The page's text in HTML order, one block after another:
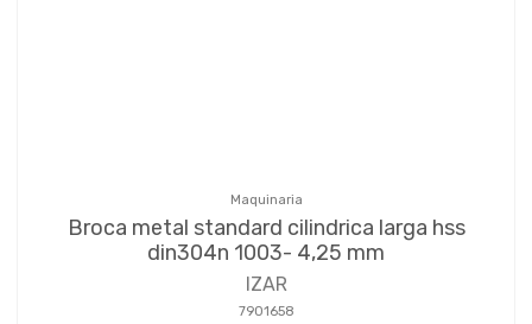
Maquinaria
Broca metal standard cilindrica larga hss
din304n 1003- 4,25 mm
IZAR
7901658